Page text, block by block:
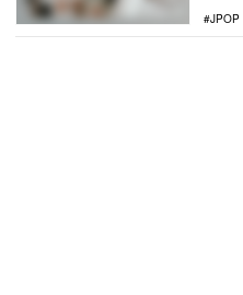
JPOP